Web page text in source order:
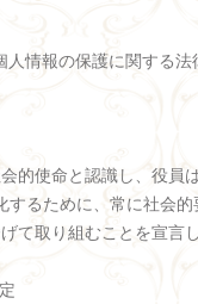
情報の保護に関する
的使命と認識し、役員
るために、常に社会
て取り組むことを宣言し